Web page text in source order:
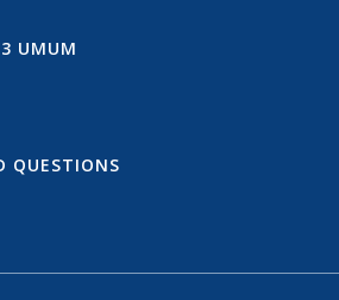
UMUM
QUESTIONS